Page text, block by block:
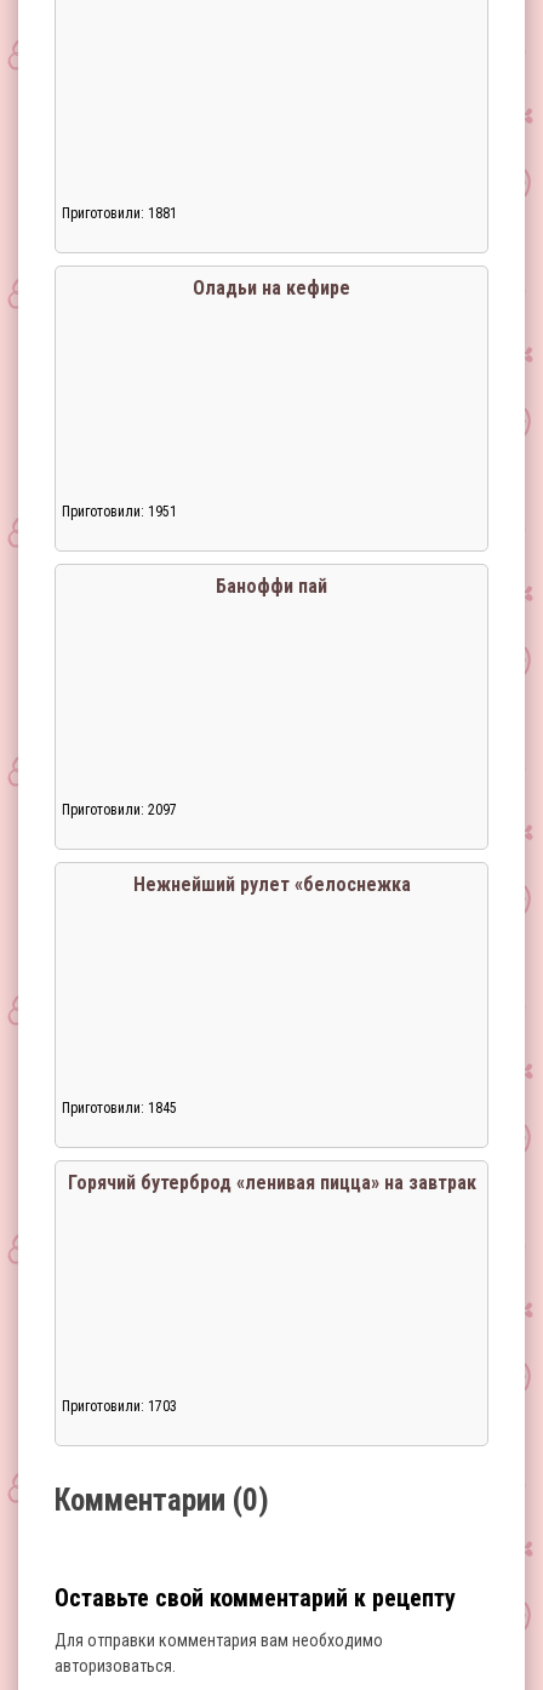
Приготовили: 1881
Оладьи на кефире
Приготовили: 1951
Баноффи пай
Приготовили: 2097
Нежнейший рулет «белоснежка
Приготовили: 1845
Горячий бутерброд «ленивая пицца» на завтрак
Приготовили: 1703
Комментарии (0)
Оставьте свой комментарий к рецепту
Для отправки комментария вам необходимо
авторизоваться